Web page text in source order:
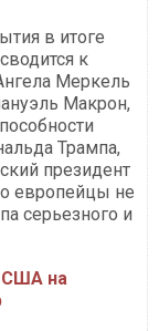
в итоге
к
Меркель
Макрон,
Трампа,
президент
европейцы не
серьезного и
США на